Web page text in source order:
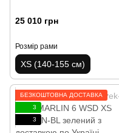
25 010 грн
Розмір рами
XS (140-155 см)
БЕЗКОШТОВНА ДОСТАВКА
3
3